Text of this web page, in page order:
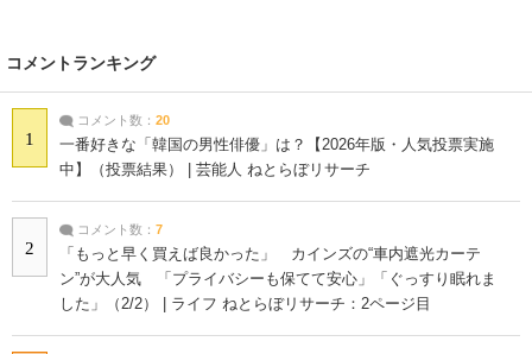
コメントランキング
1
コメント数： 20
一番好きな「韓国の男性俳優」は？【2026年版・人気投票実施
中】（投票結果） | 芸能人 ねとらぼリサーチ
2
コメント数： 7
「もっと早く買えば良かった」 カインズの“車内遮光カーテ
ン”が大人気 「プライバシーも保てて安心」「ぐっすり眠れま
した」（2/2） | ライフ ねとらぼリサーチ：2ページ目